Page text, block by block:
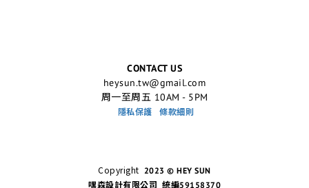
CONTACT US
heysun.tw@gmail.com
周一至周五 10AM - 5PM
隱私保護 條款細則
Copyright 2023 © HEY SUN
嘿森設計有限公司 統編59158370